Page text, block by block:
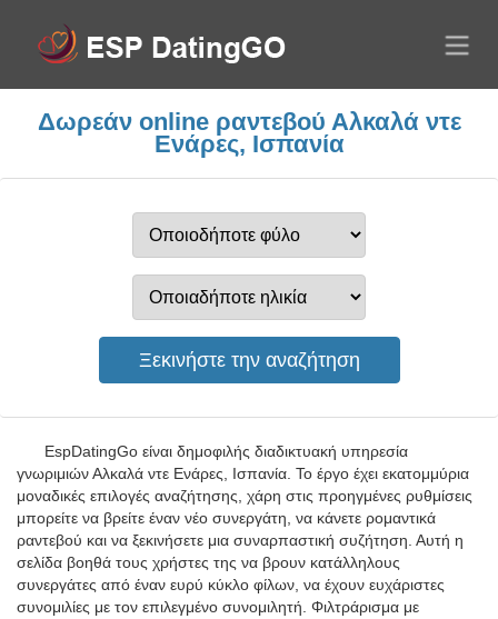
Δωρεάν online ραντεβού Αλκαλά ντε
Ενάρες, Ισπανία
EspDatingGo είναι δημοφιλής διαδικτυακή υπηρεσία
γνωριμιών Αλκαλά ντε Ενάρες, Ισπανία. Το έργο έχει εκατομμύρια
μοναδικές επιλογές αναζήτησης, χάρη στις προηγμένες ρυθμίσεις
μπορείτε να βρείτε έναν νέο συνεργάτη, να κάνετε ρομαντικά
ραντεβού και να ξεκινήσετε μια συναρπαστική συζήτηση. Αυτή η
σελίδα βοηθά τους χρήστες της να βρουν κατάλληλους
συνεργάτες από έναν ευρύ κύκλο φίλων, να έχουν ευχάριστες
συνομιλίες με τον επιλεγμένο συνομιλητή. Φιλτράρισμα με